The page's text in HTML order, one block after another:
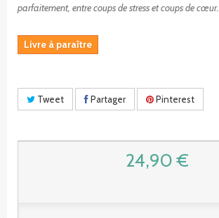
parfaitement, entre coups de stress et coups de cœur.
Livre à paraître
Tweet Partager Pinterest
24,90 €